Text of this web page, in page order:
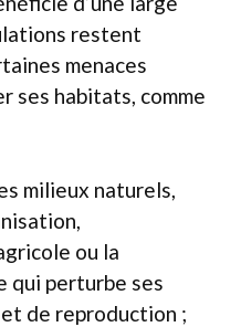
restent
menaces
ses habitats, comme
milieux naturels,
ou la
qui perturbe ses
de reproduction ;